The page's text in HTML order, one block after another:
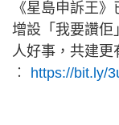
《星島申訴王
增設「我要讚佢
人好事，共建更
︰ https://bit.ly/